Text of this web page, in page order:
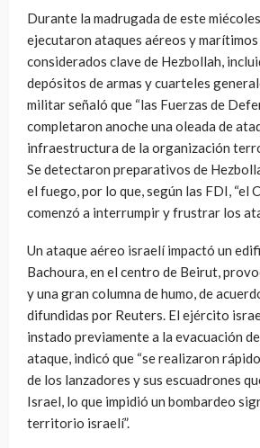
Durante la madrugada de este
ejecutaron ataques aéreos y
considerados clave de Hezbollah,
depósitos de armas y cuarteles
militar señaló que “las Fuerzas de
completaron anoche una oleada de
infraestructura de la organización
Se detectaron preparativos de
el fuego, por lo que, según las FDI, “el
comenzó a interrumpir y frustrar los
Un ataque aéreo israelí impactó un
Bachoura, en el centro de Beirut,
y una gran columna de humo, de
difundidas por Reuters. El ejército
instado previamente a la evacuación
ataque, indicó que “se realizaron
de los lanzadores y sus escuadrones
Israel, lo que impidió un bombardeo
territorio israelí”.